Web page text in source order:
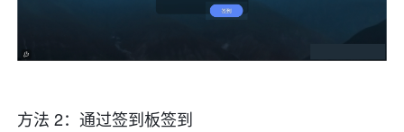
方法 2：通过签到板签到